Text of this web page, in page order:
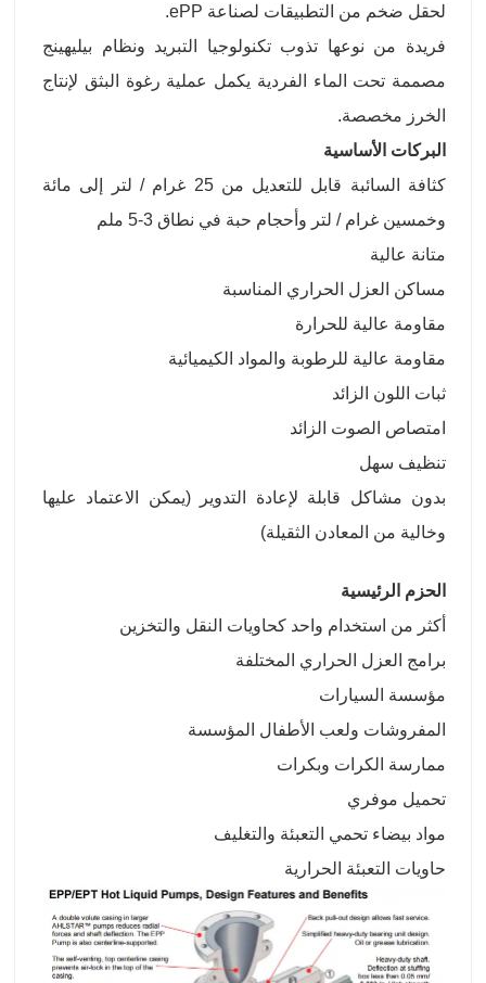
لحقل ضخم من التطبيقات لصناعة ePP.
فريدة من نوعها تذوب تكنولوجيا التبريد ونظام بيليهينج
مصممة تحت الماء الفردية يكمل عملية رغوة البثق لإنتاج
الخرز مخصصة.
البركات الأساسية
كثافة السائبة قابل للتعديل من 25 غرام / لتر إلى مائة
وخمسين غرام / لتر وأحجام حبة في نطاق 3-5 ملم
متانة عالية
مساكن العزل الحراري المناسبة
مقاومة عالية للحرارة
مقاومة عالية للرطوبة والمواد الكيميائية
ثبات اللون الزائد
امتصاص الصوت الزائد
تنظيف سهل
بدون مشاكل قابلة لإعادة التدوير (يمكن الاعتماد عليها
وخالية من المعادن الثقيلة)
الحزم الرئيسية
أكثر من استخدام واحد كحاويات النقل والتخزين
برامج العزل الحراري المختلفة
مؤسسة السيارات
المفروشات ولعب الأطفال المؤسسة
ممارسة الكرات وبكرات
تحميل موفري
مواد بيضاء تحمي التعبئة والتغليف
حاويات التعبئة الحرارية